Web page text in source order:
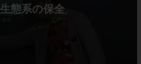
生態系の保全